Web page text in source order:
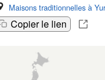
Maisons traditionnelles à
Copier le lien